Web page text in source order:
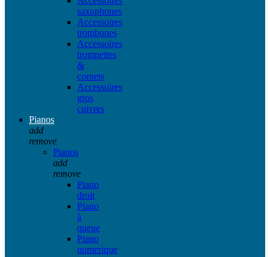
saxophones
Accessoires
trombones
Accessoires
trompettes
&
cornets
Accessoires
gros
cuivres
Pianos
add
remove
Pianos
add
remove
Piano
droit
Piano
à
queue
Piano
numerique